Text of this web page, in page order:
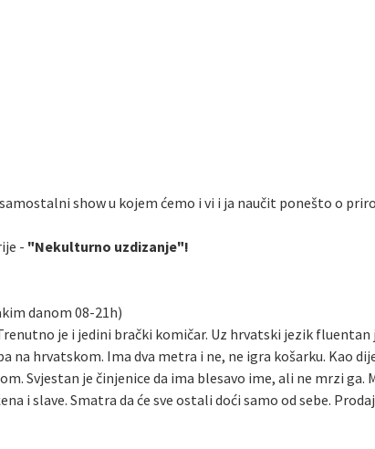
show u kojem ćemo i vi i ja naučit ponešto o
- "Nekulturno uzdizanje"!
danom 08-21h)
je i jedini brački komičar. Uz hrvatski jezik fluentan
na hrvatskom. Ima dva metra i ne, ne igra košarku. Kao
Svjestan je činjenice da ima blesavo ime, ali ne mrzi ga.
i slave. Smatra da će sve ostali doći samo od sebe.